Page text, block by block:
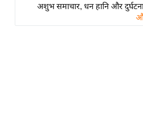
घरेलू नुस्खे
अशुभ समाचार, धन हानि और